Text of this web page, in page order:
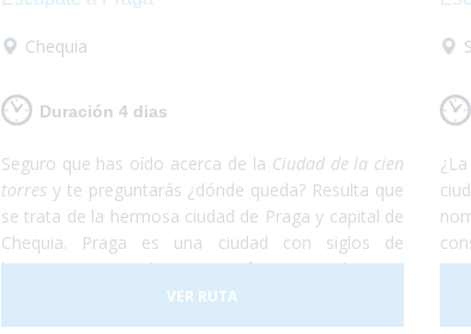
Chequia
Duración 4 dias
Seguro que has oído acerca de la Ciudad de la cien
torres y te preguntarás ¿dónde queda? Resulta que
se trata de la hermosa ciudad de Praga y capital de
Chequia. Praga es una ciudad con siglos de
historia conservados en perfectas condiciones.
Debido a esto, la Ciudad Vieja de Praga está
considerada Patrimonio de la Humanidad por la
VER RUTA